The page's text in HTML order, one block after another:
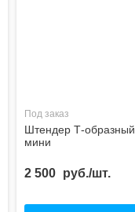
Под заказ
Штендер Т-образный
мини
2 500 руб./шт.